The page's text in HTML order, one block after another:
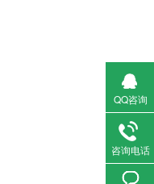
QQ咨询
咨询电话